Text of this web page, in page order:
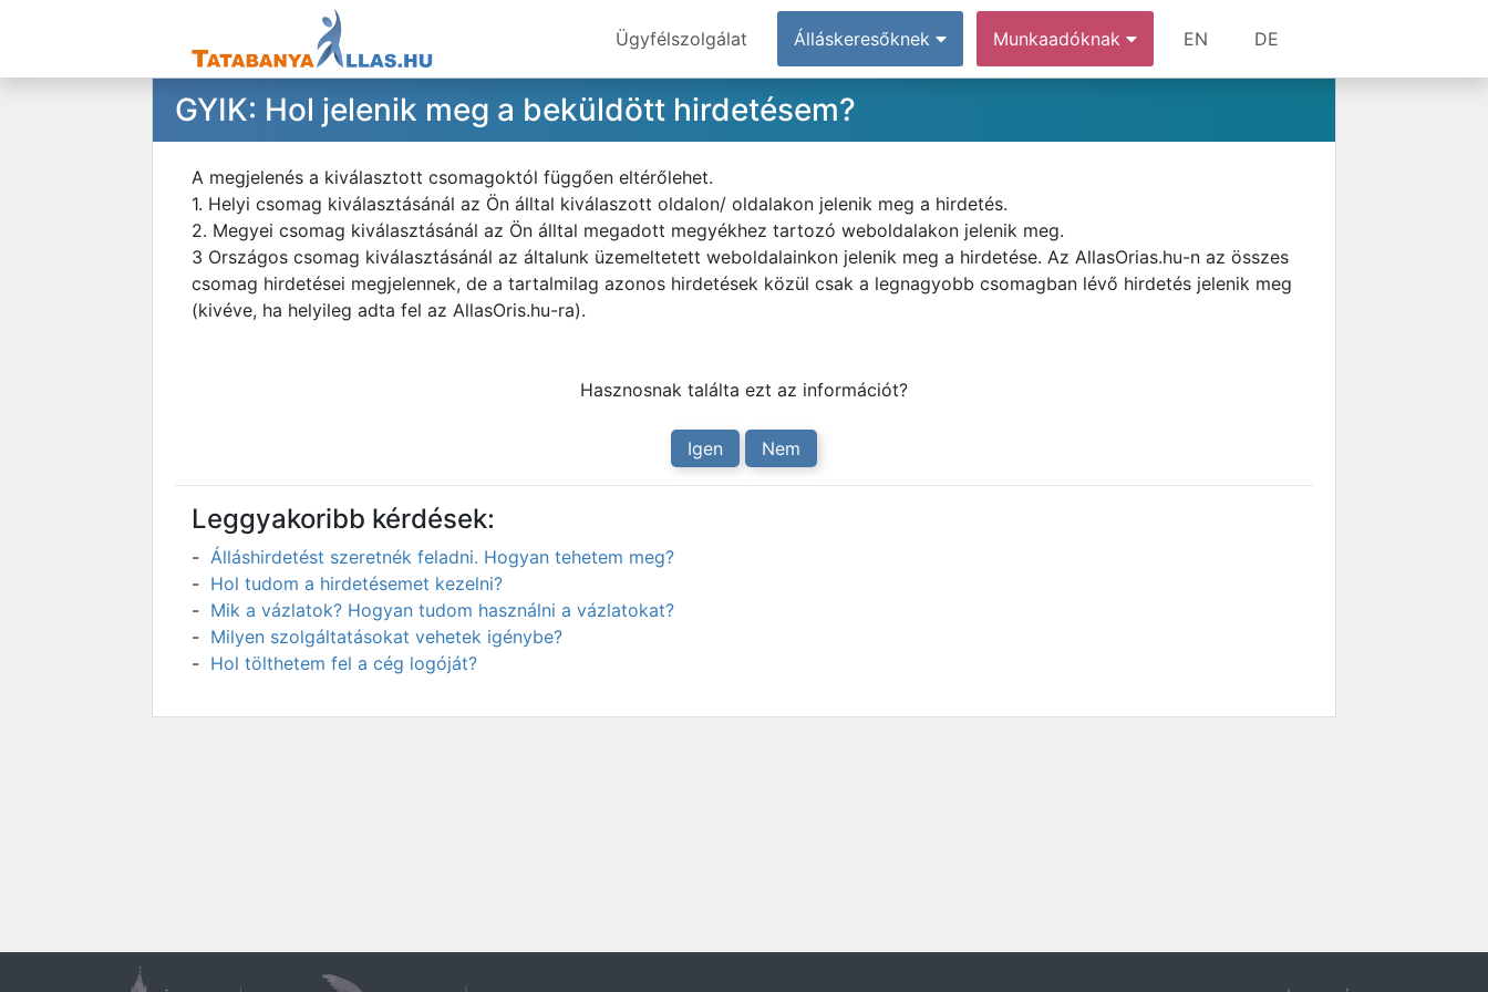
Ügyfélszolgálat Álláskeresőknek Munkaadóknak EN DE
GYIK: Hol jelenik meg a beküldött hirdetésem?
A megjelenés a kiválasztott csomagoktól függően eltérőlehet.
1. Helyi csomag kiválasztásánál az Ön álltal kiválaszott oldalon/ oldalakon jelenik meg a hirdetés.
2. Megyei csomag kiválasztásánál az Ön álltal megadott megyékhez tartozó weboldalakon jelenik meg.
3 Országos csomag kiválasztásánál az általunk üzemeltetett weboldalainkon jelenik meg a hirdetése. Az AllasOrias.hu-n az összes
csomag hirdetései megjelennek, de a tartalmilag azonos hirdetések közül csak a legnagyobb csomagban lévő hirdetés jelenik meg
(kivéve, ha helyileg adta fel az AllasOris.hu-ra).
Hasznosnak találta ezt az információt?
Igen Nem
Leggyakoribb kérdések:
Álláshirdetést szeretnék feladni. Hogyan tehetem meg?
Hol tudom a hirdetésemet kezelni?
Mik a vázlatok? Hogyan tudom használni a vázlatokat?
Milyen szolgáltatásokat vehetek igénybe?
Hol tölthetem fel a cég logóját?